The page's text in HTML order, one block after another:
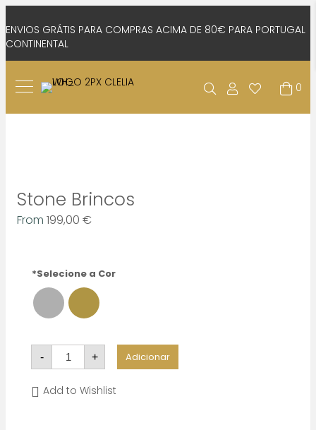
ENVIOS GRÁTIS PARA COMPRAS ACIMA DE 80€ PARA PORTUGAL
CONTINENTAL
0
Stone Brincos
From 199,00 €
*Selecione a Cor
-
Quantidade
Stone
+ Adicionar
Add to Wishlist